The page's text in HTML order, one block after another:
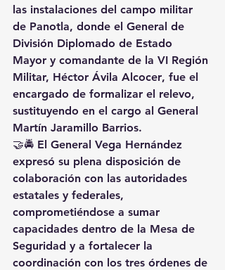
las instalaciones del campo militar
de Panotla, donde el General de
División Diplomado de Estado
Mayor y comandante de la VI Región
Militar, Héctor Ávila Alcocer, fue el
encargado de formalizar el relevo,
sustituyendo en el cargo al General
Martín Jaramillo Barrios.
🤝🚔 El General Vega Hernández
expresó su plena disposición de
colaboración con las autoridades
estatales y federales,
comprometiéndose a sumar
capacidades dentro de la Mesa de
Seguridad y a fortalecer la
coordinación con los tres órdenes de